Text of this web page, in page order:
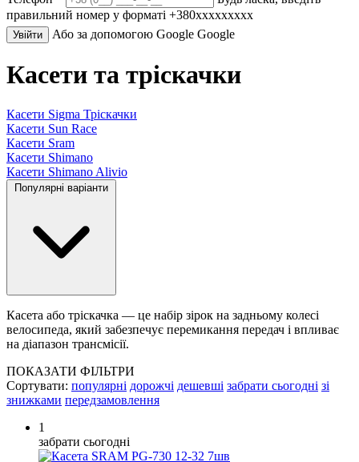
правильний номер у форматі +380ххххххххх
Увійти Або за допомогою Google Google
Касети та тріскачки
Касети Sigma Тріскачки
Касети Sun Race
Касети Sram
Касети Shimano
Касети Shimano Alivio
Популярні варіанти
Касета або тріскачка — це набір зірок на задньому колесі
велосипеда, який забезпечує перемикання передач і впливає
на діапазон трансмісії.
ПОКАЗАТИ ФІЛЬТРИ
Сортувати: популярні дорожчі дешевші забрати сьогодні зі
знижками передзамовлення
1
забрати сьогодні